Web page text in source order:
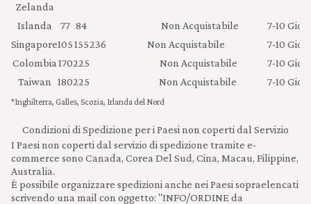
Zelanda
Islanda 77 84 Non Acquistabile
7-10
Singapore105155236 Non Acquistabile
7-10
Colombia 170225 Non Acquistabile
7-10
Taiwan
180225 Non Acquistabile 7-10
*Inghilterra, Galles, Scozia, Irlanda del Nord
Condizioni di Spedizione per i Paesi non coperti dal Servizio
I Paesi non coperti dal servizio di spedizione tramite e-
commerce sono Canada, Corea Del Sud, Cina, Macau, Filippine,
Australia.
È possibile organizzare spedizioni anche nei Paesi sopraelencati
scrivendo una mail con oggetto: "INFO/ORDINE da